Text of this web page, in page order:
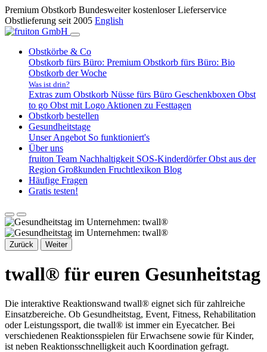
Premium Obstkorb Bundesweiter kostenloser Lieferservice
Obstlieferung seit 2005 English
Obstkörbe & Co
Obstkorb fürs Büro: Premium Obstkorb fürs Büro: Bio
Obstkorb der Woche
Was ist drin?
Extras zum Obstkorb Nüsse fürs Büro Geschenkboxen Obst
to go Obst mit Logo Aktionen zu Festtagen
Obstkorb bestellen
Gesundheitstage
Unser Angebot So funktioniert's
Über uns
fruiton Team Nachhaltigkeit SOS-KinderdörferObst aus der
Region Großkunden Fruchtlexikon Blog
Häufige Fragen
Gratis testen!
Zurück Weiter
twall® für euren Gesunheitstag
Die interaktive Reaktionswand twall® eignet sich für zahlreiche
Einsatzbereiche. Ob Gesundheitstag, Event, Fitness, Rehabilitation
oder Leistungssport, die twall® ist immer ein Eyecatcher. Bei
verschiedenen Reaktionsspielen für Erwachsene sowie für Kinder,
ist neben Reaktionsschnelligkeit auch Koordination gefragt.